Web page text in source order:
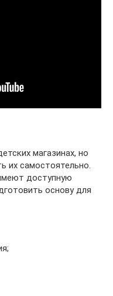
магазинах, но
их самостоятельно.
доступную
основу для